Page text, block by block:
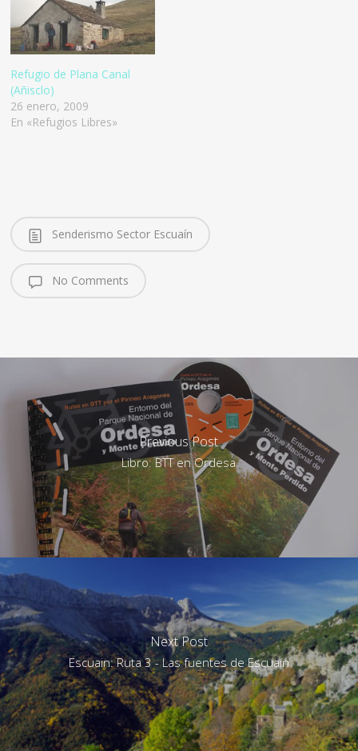
Refugio de Plana Canal
(Añisclo)
26 enero, 2009
En «Refugios Libres»
Senderismo Sector Escuaín
No Comments
Previous Post
Libro: BTT en Ordesa
Next Post
Escuain: Ruta 3 - Las fuentes de Escuaín